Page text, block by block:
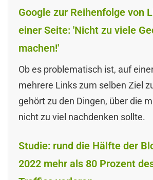
Google zur Reihenfolge von
einer Seite: 'Nicht zu viele
machen!'
Ob es problematisch ist, auf
mehrere Links zum selben Ziel
gehört zu den Dingen, über die
nicht zu viel nachdenken sollte.
Studie: rund die Hälfte der
2022 mehr als 80 Prozent